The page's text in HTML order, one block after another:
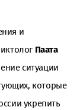
и
Паата
ситуации
которые
укрепить